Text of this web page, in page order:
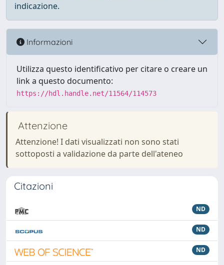
indicazione.
Informazioni
Utilizza questo identificativo per citare o creare un
link a questo documento:
https://hdl.handle.net/11564/114573
Attenzione
Attenzione! I dati visualizzati non sono stati
sottoposti a validazione da parte dell'ateneo
Citazioni
ND
ND
ND